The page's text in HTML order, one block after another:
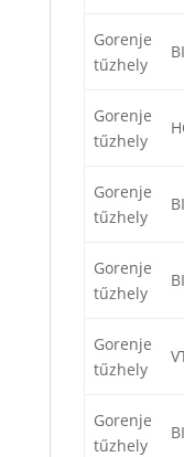
Gorenje
tűzhely
Gorenje
tűzhely
Gorenje
tűzhely
Gorenje
tűzhely
Gorenje
tűzhely
Gorenje
tűzhely